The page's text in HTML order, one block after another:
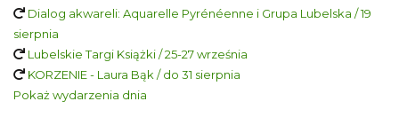
Dialog akwareli: Aquarelle Pyrénéenne i Grupa Lubelska / 19
sierpnia
Lubelskie Targi Książki / 25-27 września
KORZENIE - Laura Bąk / do 31 sierpnia
Pokaż wydarzenia dnia